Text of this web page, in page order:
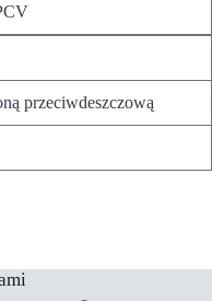
przeciwdeszczową